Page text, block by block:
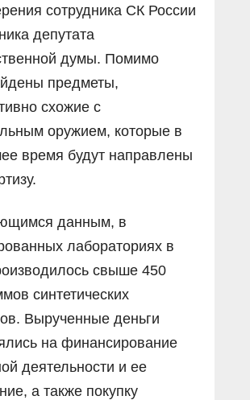
сотрудника СК России
депутата
думы. Помимо
предметы,
схожие с
оружием, которые в
время будут направлены
данным, в
лабораториях в
свыше 450
синтетических
Вырученные деньги
на финансирование
деятельности и ее
а также покупку